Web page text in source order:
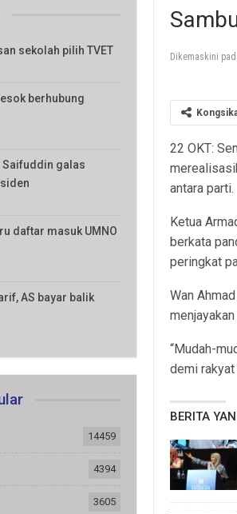
Dikemaskini
22 OKT:
antara parti.
Ketua
berkata
peringkat
Wan
“Mudah-
demi
BERITA
sekolah pilih TVET
berhubung
Saifuddin galas
daftar masuk UMNO
AS bayar balik
14459
4394
3605